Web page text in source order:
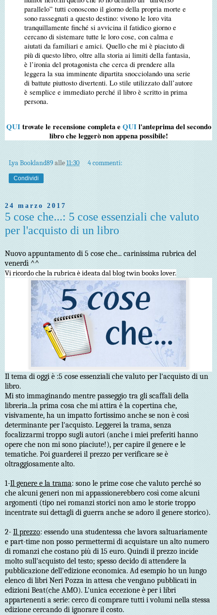
parallelo” tutti conoscono il giorno della propria morte e
sono rassegnati a questo destino: vivono le loro vita
tranquillamente finché si avvicina il fatidico giorno e
cercano di sistemare tutte le loro cose, con calma e
aiutati da familiari e amici. Quello che mi è piaciuto di
più di questo libro, oltre alla storia ai limiti della fantasia,
è l’ironia del protagonista che cerca di prendere alla
leggera la sua imminente dipartita snocciolando una serie
di battute piuttosto divertenti. Lo stile utilizzato dall’autore
è semplice e immediato perché il libro è scritto in prima
persona.
QUItrovate le recensione completa eQUIl'anteprima del secondo
libro che leggerò non appena possibile!
Lya Bookland89alle11:30 4 commenti:
Condividi
24 marzo 2017
5 cose che...: 5 cose essenziali che valuto
per l'acquisto di un libro
Nuovo appuntamento di 5 cose che... carinissima rubrica del
venerdì ^^
Vi ricordo che la rubrica è ideata dal blog twin books lover.
Il tema di oggi è :5 cose essenziali che valuto per l'acquisto di un
libro.
Mi sto immaginando mentre passeggio tra gli scaffali della
libreria...la prima cosa che mi attira è la copertina che,
visivamente, ha un impatto fortissimo anche se non è così
determinante per l'acquisto. Leggerei la trama, senza
focalizzarmi troppo sugli autori (anche i miei preferiti hanno
opere che non mi sono piaciute!), per capire il genere e le
tematiche. Poi guarderei il prezzo per verificare se è
oltraggiosamente alto.
1-Il genere e la trama: sono le prime cose che valuto perché so
che alcuni generi non mi appassionerebbero così come alcuni
argomenti (tipo nei romanzi storici non amo le storie troppo
incentrate sui dettagli di guerra anche se adoro il genere storico).
2- Il prezzo: essendo una studentessa che lavora saltuariamente
e part-time non posso permettermi di acquistare un alto numero
di romanzi che costano più di 15 euro. Quindi il prezzo incide
molto sull'acquisto del testo; spesso decido di attendere la
pubblicazione dell'edizione economica. Ad esempio ho un lungo
elenco di libri Neri Pozza in attesa che vengano pubblicati in
edizioni Beat(che AMO). L'unica eccezione è per i libri
appartenenti a serie: cerco di comprare tutti i volumi nella stessa
edizione cercando di ignorare il costo.